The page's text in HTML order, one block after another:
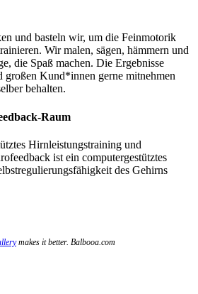
und basteln wir, um die Feinmotorik
Wir malen, sägen, hämmern und
die Spaß machen. Die Ergebnisse
großen Kund*innen gerne mitnehmen
behalten.
Raum
Hirnleistungstraining und
ist ein computergestütztes
des Gehirns
makes it better. Balbooa.com